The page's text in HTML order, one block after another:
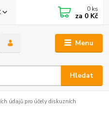
Menu
Hledat
0 ks
za 0 Kč
údajů pro účely diskuzních